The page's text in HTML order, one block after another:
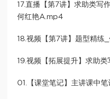
17.直播【第7讲】求助类写
何红艳A.mp4
18.视频【第7讲】题型精练
19.视频【拓展提升】求助
01.【课堂笔记】主讲课中